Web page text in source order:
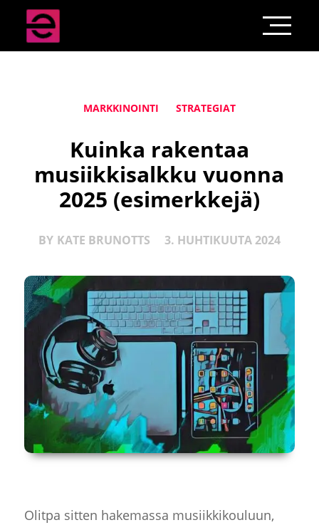
MARKKINOINTI STRATEGIAT
Kuinka rakentaa
musiikkisalkku vuonna
2025 (esimerkkejä)
BY KATE BRUNOTTS 3. HUHTIKUUTA 2024
Olitpa sitten hakemassa musiikkikouluun,